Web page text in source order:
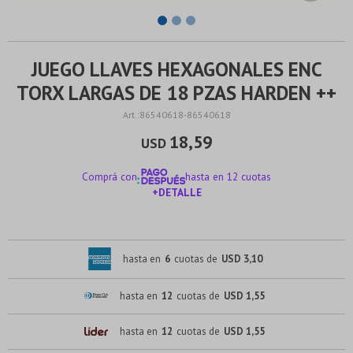
JUEGO LLAVES HEXAGONALES ENC
TORX LARGAS DE 18 PZAS HARDEN ++
86540618-86540618
USD 18,59
Comprá con
hasta en 12 cuotas
+DETALLE
hasta en 6 cuotas de USD 3,10
hasta en 12 cuotas de USD 1,55
hasta en 12 cuotas de USD 1,55